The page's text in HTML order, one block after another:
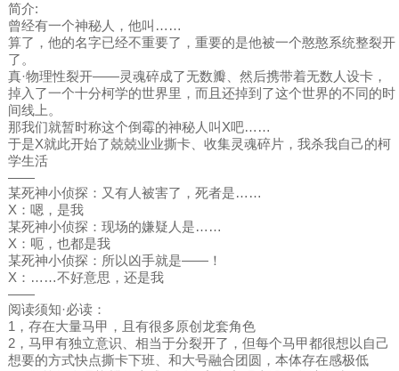
简介:
曾经有一个神秘人，他叫……
算了，他的名字已经不重要了，重要的是他被一个憨憨系统整裂开
了。
真·物理性裂开——灵魂碎成了无数瓣、然后携带着无数人设卡，
掉入了一个十分柯学的世界里，而且还掉到了这个世界的不同的时
间线上。
那我们就暂时称这个倒霉的神秘人叫X吧……
于是X就此开始了兢兢业业撕卡、收集灵魂碎片，我杀我自己的柯
学生活
——
某死神小侦探：又有人被害了，死者是……
X：嗯，是我
某死神小侦探：现场的嫌疑人是……
X：呃，也都是我
某死神小侦探：所以凶手就是——！
X：……不好意思，还是我
——
阅读须知·必读：
1，存在大量马甲，且有很多原创龙套角色
2，马甲有独立意识、相当于分裂开了，但每个马甲都很想以自己
想要的方式快点撕卡下班、和大号融合团圆，本体存在感极低